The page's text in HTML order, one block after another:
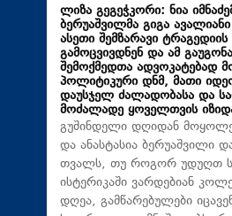
ლიზა გეგეჭკორი: ნია
ბერუაშვილმა გიგა
ასეთი შემზარავი
გამოცვივდნენ და ამ
შემოქმედთა ადვოკატებად
პოლიტიკური დნმ, მათი
დაუსჯელ ძალადობასა და
მოძალადე ყოველთვის
გუშინდელი დღიდან
და ანასტასია ბერუაშვილი
თვალს, თუ როგორ უდუღთ
ისტერიკაში ვარდებიან
დღეა, გამწარებულები